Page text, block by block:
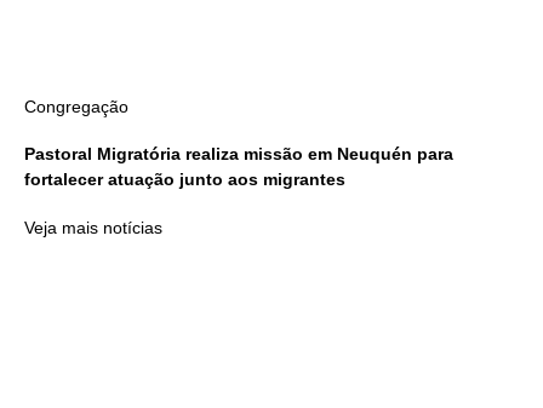
Congregação
Pastoral Migratória realiza missão em Neuquén para
fortalecer atuação junto aos migrantes
Veja mais notícias